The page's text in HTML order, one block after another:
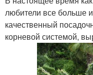
любители все больше
качественный
корневой системой,